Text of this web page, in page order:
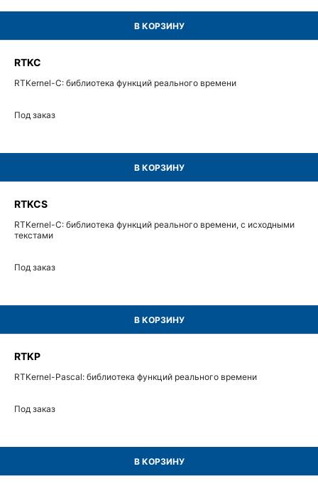
В КОРЗИНУ
RTKC
RTKernel-C: библиотека функций реального времени
Под заказ
В КОРЗИНУ
RTKCS
RTKernel-C: библиотека функций реального времени, с исходными
текстами
Под заказ
В КОРЗИНУ
RTKP
RTKernel-Pascal: библиотека функций реального времени
Под заказ
В КОРЗИНУ